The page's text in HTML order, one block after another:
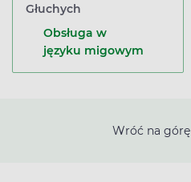
Głuchych
Obsługa w
języku migowym
Wróć na górę